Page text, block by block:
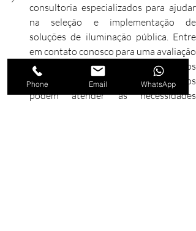
consultoria especializados para ajudar
na seleção e implementação de
soluções de iluminação pública. Entre
em contato conosco para uma avaliação
personalizada e descubra como os
nossos postes metálicos telecônicos
podem atender às necessidades
Phone Email WhatsApp